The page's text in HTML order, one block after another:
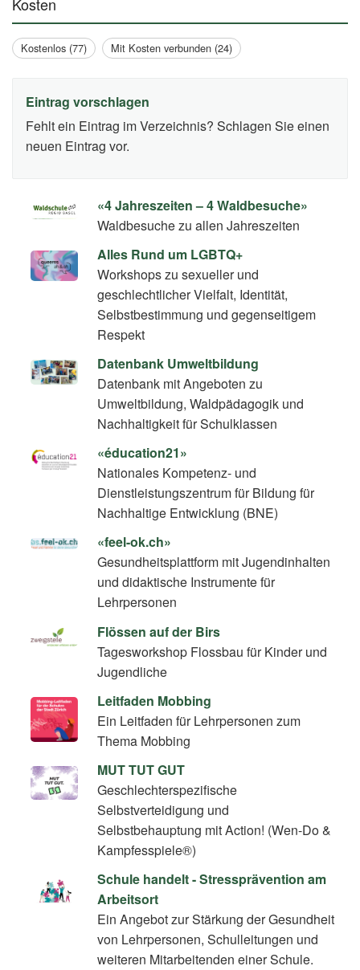
«4 Jahreszeiten – 4 Waldbesuche»
Waldbesuche zu allen Jahreszeiten
Alles Rund um LGBTQ+
Workshops zu sexueller und
geschlechtlicher Vielfalt, Identität,
Selbstbestimmung und gegenseitigem
Respekt
Datenbank Umweltbildung
Datenbank mit Angeboten zu
Umweltbildung, Waldpädagogik und
Nachhaltigkeit für Schulklassen
«éducation21»
Nationales Kompetenz- und
Dienstleistungszentrum für Bildung für
Nachhaltige Entwicklung (BNE)
«feel-ok.ch»
Gesundheitsplattform mit Jugendinhalten
und didaktische Instrumente für
Lehrpersonen
Flössen auf der Birs
Tagesworkshop Flossbau für Kinder und
Jugendliche
Leitfaden Mobbing
Ein Leitfaden für Lehrpersonen zum
Thema Mobbing
MUT TUT GUT
Geschlechterspezifische
Selbstverteidigung und
Selbstbehauptung mit Action! (Wen-Do &
Kampfesspiele®)
Schule handelt - Stressprävention am
Arbeitsort
Ein Angebot zur Stärkung der Gesundheit
von Lehrpersonen, Schulleitungen und
weiteren Mitarbeitenden einer Schule.
Kostenlos (77) Mit Kosten verbunden (24)
Eintrag vorschlagen
Fehlt ein Eintrag im Verzeichnis? Schlagen Sie einen
neuen Eintrag vor.